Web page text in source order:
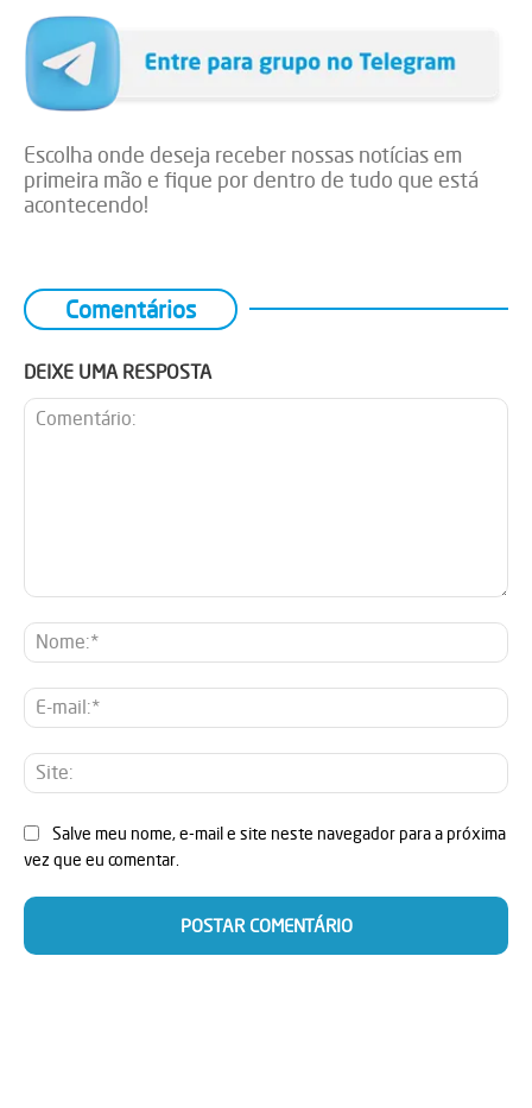
Escolha onde deseja receber nossas notícias em
primeira mão e fique por dentro de tudo que está
acontecendo!
Comentários
DEIXE UMA RESPOSTA
E-
Salve meu nome, e-mail e site neste navegador para a próxima
vez que eu comentar.